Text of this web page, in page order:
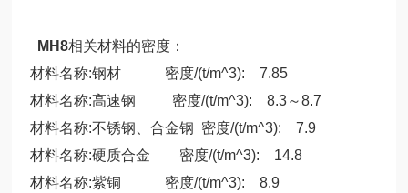
MH8相关材料的密度：
材料名称:钢材 密度/(t/m^3): 7.85
材料名称:高速钢 密度/(t/m^3): 8.3～8.7
材料名称:不锈钢、合金钢 密度/(t/m^3): 7.9
材料名称:硬质合金 密度/(t/m^3): 14.8
材料名称:紫铜 密度/(t/m^3): 8.9